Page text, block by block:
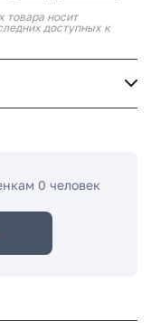
товара носит
доступных к
0 человек